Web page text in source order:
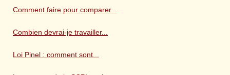
Comment faire pour comparer...
Combien devrai-je travailler...
Loi Pinel : comment sont...